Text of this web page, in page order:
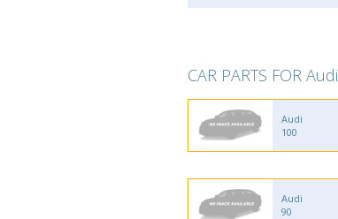
CAR PARTS FOR Audi
Audi
100
Audi
90